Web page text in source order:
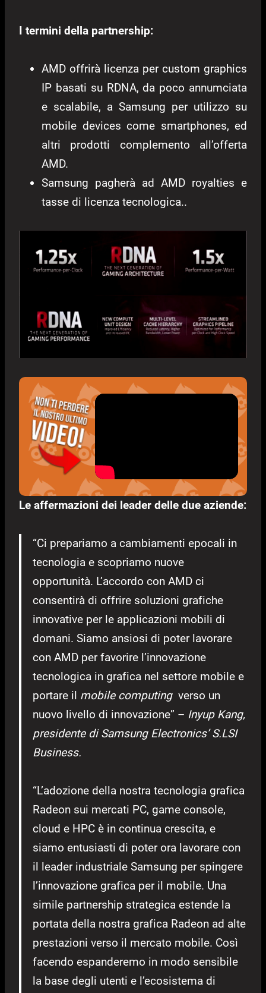
I termini della partnership:
AMD offrirà licenza per custom graphics
IP basati su RDNA, da poco annumciata
e scalabile, a Samsung per utilizzo su
mobile devices come smartphones, ed
altri prodotti complemento all’offerta
AMD.
Samsung pagherà ad AMD royalties e
tasse di licenza tecnologica..
Le affermazioni dei leader delle due aziende:
“Ci prepariamo a cambiamenti epocali in
tecnologia e scopriamo nuove
opportunità. L’accordo con AMD ci
consentirà di offrire soluzioni grafiche
innovative per le applicazioni mobili di
domani. Siamo ansiosi di poter lavorare
con AMD per favorire l’innovazione
tecnologica in grafica nel settore mobile e
portare il mobile computingverso un
nuovo livello di innovazione” – Inyup Kang,
presidente di Samsung Electronics’ S.LSI
Business.
“L’adozione della nostra tecnologia grafica
Radeon sui mercati PC, game console,
cloud e HPC è in continua crescita, e
siamo entusiasti di poter ora lavorare con
il leader industriale Samsung per spingere
l’innovazione grafica per il mobile. Una
simile partnership strategica estende la
portata della nostra grafica Radeon ad alte
prestazioni verso il mercato mobile. Così
facendo espanderemo in modo sensibile
la base degli utenti e l’ecosistema di